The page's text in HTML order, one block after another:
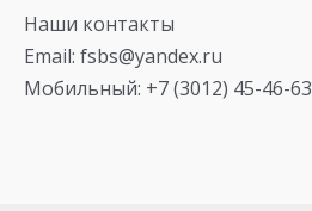
Наши контакты
Email: fsbs@yandex.ru
Мобильный: +7 (3012) 45-46-63